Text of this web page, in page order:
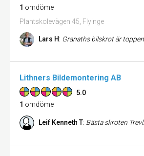
1 omdöme
Plantskolevägen 45, Flyinge
Lars H: Granaths bilskrot är toppen ! Trevlig och hjälpsam personal. Bra priser.
Lithners Bildemontering AB
5.0
1 omdöme
Leif Kenneth T: Bästa skroten Trevlig